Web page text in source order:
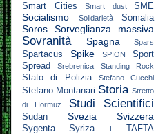
Smart Cities Smart dust SME
Socialismo Solidarietà Somalia
Soros Sorveglianza massiva
Sovranità Spagna Spars
Spartacus Spike SPION
Sport
Spread
Srebrenica Standing Rock
Stato di Polizia Stefano Cucchi
Stefano Montanari Storia Stretto
di Hormuz
Studi Scientifici
Sudan Svezia Svizzera
Sygenta Syriza T
TAFTA